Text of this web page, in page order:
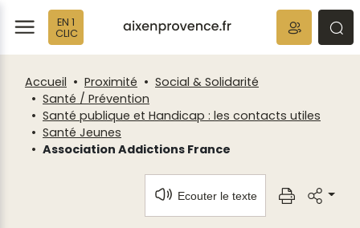
EN 1
CLIC
Accueil Proximité
Social & Solidarité
Santé / Prévention
Santé publique et Handicap : les contacts utiles
Santé Jeunes
Association Addictions France
Ecouter le texte
Panneau de gestion des cookies